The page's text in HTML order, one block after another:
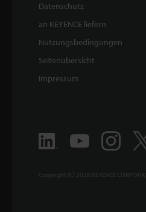
Datenschutz
an KEYENCE liefern
Nutzungsbedingungen
Seitenübersicht
Impressum
Copyright (C) 2026 KEYENCE